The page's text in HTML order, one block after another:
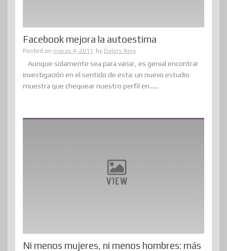
Facebook mejora la autoestima
Posted on marzo 4, 2011 by Dolors Reig
Aunque solamente sea para variar, es genial encontrar
investigación en el sentido de esta: un nuevo estudio
muestra que chequear nuestro perfil en......
Ni menos mujeres, ni menos hombres: más